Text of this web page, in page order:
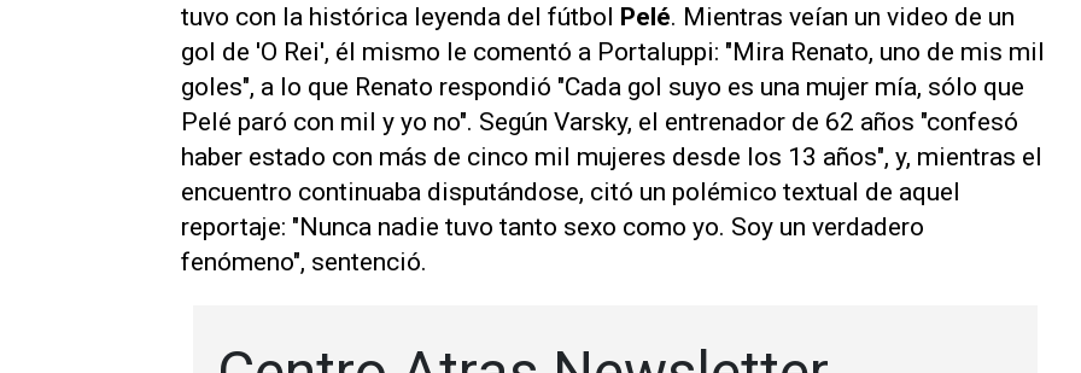
tuvo con la histórica leyenda del fútbol Pelé. Mientras veían un video de un
gol de 'O Rei', él mismo le comentó a Portaluppi: "Mira Renato, uno de mis mil
goles", a lo que Renato respondió "Cada gol suyo es una mujer mía, sólo que
Pelé paró con mil y yo no". Según Varsky, el entrenador de 62 años "confesó
haber estado con más de cinco mil mujeres desde los 13 años", y, mientras el
encuentro continuaba disputándose, citó un polémico textual de aquel
reportaje: "Nunca nadie tuvo tanto sexo como yo. Soy un verdadero
fenómeno", sentenció.